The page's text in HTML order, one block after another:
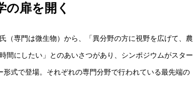
扉を開く
（専門は微生物）から、「異分野の方に視野を広げて、農
間にしたい」とのあいさつがあり、シンポジウムがスター
式で登場。それぞれの専門分野で行われている最先端の